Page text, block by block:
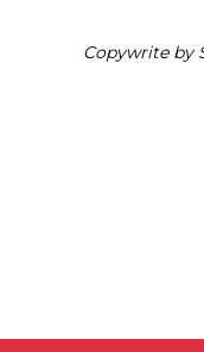
Copywrite by